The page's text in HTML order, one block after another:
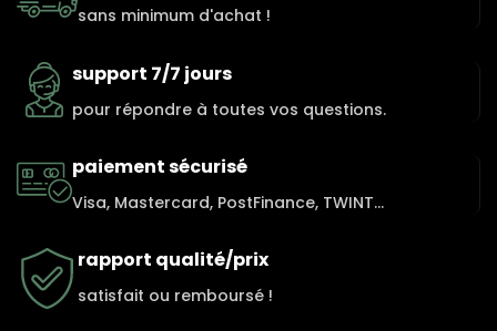
sans minimum d'achat !
support 7/7 jours
pour répondre à toutes vos questions.
paiement sécurisé
Visa, Mastercard, PostFinance, TWINT...
rapport qualité/prix
satisfait ou remboursé !